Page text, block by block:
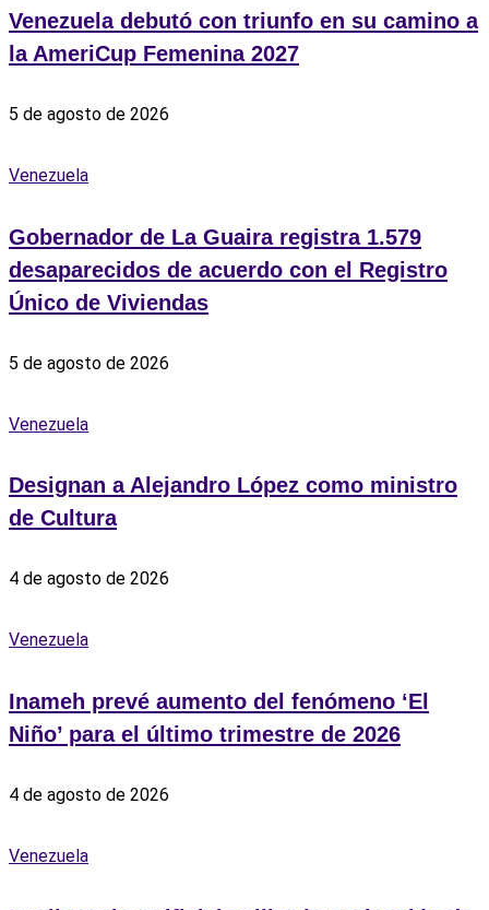
Venezuela debutó con triunfo en su camino a
la AmeriCup Femenina 2027
5 de agosto de 2026
Venezuela
Gobernador de La Guaira registra 1.579
desaparecidos de acuerdo con el Registro
Único de Viviendas
5 de agosto de 2026
Venezuela
Designan a Alejandro López como ministro
de Cultura
4 de agosto de 2026
Venezuela
Inameh prevé aumento del fenómeno ‘El
Niño’ para el último trimestre de 2026
4 de agosto de 2026
Venezuela